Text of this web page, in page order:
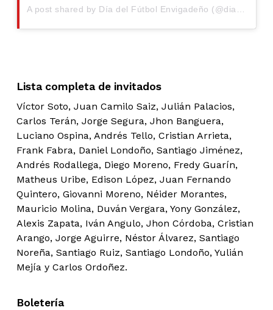
A post shared by Día del Fútbol Envigadeño (@diadelfutbolenvigadeno)
Lista completa de invitados
Víctor Soto, Juan Camilo Saiz, Julián Palacios,
Carlos Terán, Jorge Segura, Jhon Banguera,
Luciano Ospina, Andrés Tello, Cristian Arrieta,
Frank Fabra, Daniel Londoño, Santiago Jiménez,
Andrés Rodallega, Diego Moreno, Fredy Guarín,
Matheus Uribe, Edison López, Juan Fernando
Quintero, Giovanni Moreno, Néider Morantes,
Mauricio Molina, Duván Vergara, Yony González,
Alexis Zapata, Iván Angulo, Jhon Córdoba, Cristian
Arango, Jorge Aguirre, Néstor Álvarez, Santiago
Noreña, Santiago Ruiz, Santiago Londoño, Yulián
Mejía y Carlos Ordoñez.
Boletería